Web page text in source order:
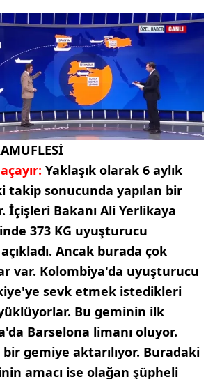
Yaklaşık olarak 6 aylık
takip sonucunda yapılan bir
İçişleri Bakanı Ali Yerlikaya
373 KG uyuşturucu
açıkladı. Ancak burada çok
var. Kolombiya'da uyuşturucu
sevk etmek istedikleri
Bu geminin ilk
Barselona limanı oluyor.
gemiye aktarılıyor. Buradaki
amacı ise olağan şüpheli